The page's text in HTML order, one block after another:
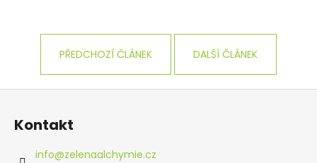
PŘEDCHOZÍ ČLÁNEK DALŠÍ ČLÁNEK
Kontakt
info@zelenaalchymie.cz